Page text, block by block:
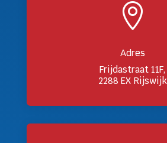

Adres
Frijdastraat 11F,
2288 EX Rijswijk